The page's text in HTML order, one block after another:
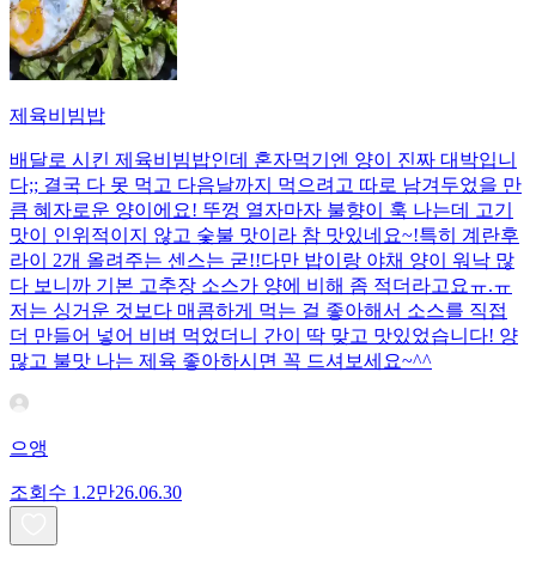
제육비빔밥
배달로 시킨 제육비빔밥인데 혼자먹기엔 양이 진짜 대박입니
다;; 결국 다 못 먹고 다음날까지 먹으려고 따로 남겨두었을 만
큼 혜자로운 양이에요! 뚜껑 열자마자 불향이 훅 나는데 고기
맛이 인위적이지 않고 숯불 맛이라 참 맛있네요~!특히 계란후
라이 2개 올려주는 센스는 굳!! ​다만 밥이랑 야채 양이 워낙 많
다 보니까 기본 고추장 소스가 양에 비해 좀 적더라고요ㅠ.ㅠ
저는 싱거운 것보다 매콤하게 먹는 걸 좋아해서 소스를 직접
더 만들어 넣어 비벼 먹었더니 간이 딱 맞고 맛있었습니다! 양
많고 불맛 나는 제육 좋아하시면 꼭 드셔보세요~^^
으앵
조회수 1.2만26.06.30